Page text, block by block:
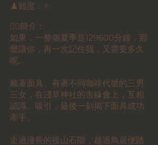
♟️難度：⭐️
✍🏻簡介：
如果，一整個夏季是129600分鐘，那
麼讓你，再一次記住我，又需要多久
呢…
戴著面具、有著不同咖啡代號的三男
三女，在淺草神社的吉緣會上，互相
認識、吸引，最後一刻揭下面具成功
牽手。
走過漫長的後山石階，越過鳥居便踏